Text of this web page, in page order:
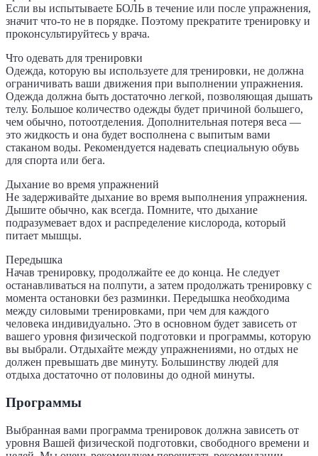
Если вы испытываете БОЛЬ в течение или после упражнения,
значит что-то не в порядке. Поэтому прекратите тренировку и
проконсультируйтесь у врача.
Что одевать для тренировки
Одежда, которую вы используете для тренировки, не должна
ограничивать ваши движения при выполнении упражнения.
Одежда должна быть достаточно легкой, позволяющая дышать
телу. Большое количество одежды будет причиной большего,
чем обычно, потоотделения. Дополнительная потеря веса —
это жидкость и она будет восполнена с выпитым вами
стаканом воды. Рекомендуется надевать специальную обувь
для спорта или бега.
Дыхание во время упражнений
Не задерживайте дыхание во время выполнения упражнения.
Дышите обычно, как всегда. Помните, что дыхание
подразумевает вдох и распределение кислорода, который
питает мышцы.
Передышка
Начав тренировку, продолжайте ее до конца. Не следует
останавливаться на полпути, а затем продолжать тренировку с
момента остановки без разминки. Передышка необходима
между силовыми тренировками, при чем для каждого
человека индивидуально. Это в основном будет зависеть от
вашего уровня физической подготовки и программы, которую
вы выбрали. Отдыхайте между упражнениями, но отдых не
должен превышать две минуту. Большинству людей для
отдыха достаточно от половины до одной минуты.
Программы
Выбранная вами программа тренировок должна зависеть от
уровня Вашей физической подготовки, свободного времени и